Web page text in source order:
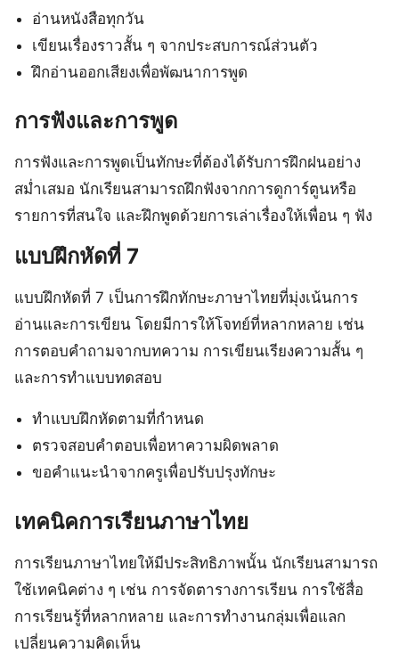
อ่านหนังสือทุกวัน
เขียนเรื่องราวสั้น ๆ จากประสบการณ์ส่วนตัว
ฝึกอ่านออกเสียงเพื่อพัฒนาการพูด
การฟังและการพูด
การฟังและการพูดเป็นทักษะที่ต้องได้รับการฝึกฝนอย่าง
สม่ำเสมอ นักเรียนสามารถฝึกฟังจากการดูการ์ตูนหรือ
รายการที่สนใจ และฝึกพูดด้วยการเล่าเรื่องให้เพื่อน ๆ ฟัง
แบบฝึกหัดที่ 7
แบบฝึกหัดที่ 7 เป็นการฝึกทักษะภาษาไทยที่มุ่งเน้นการ
อ่านและการเขียน โดยมีการให้โจทย์ที่หลากหลาย เช่น
การตอบคำถามจากบทความ การเขียนเรียงความสั้น ๆ
และการทำแบบทดสอบ
ทำแบบฝึกหัดตามที่กำหนด
ตรวจสอบคำตอบเพื่อหาความผิดพลาด
ขอคำแนะนำจากครูเพื่อปรับปรุงทักษะ
เทคนิคการเรียนภาษาไทย
การเรียนภาษาไทยให้มีประสิทธิภาพนั้น นักเรียนสามารถ
ใช้เทคนิคต่าง ๆ เช่น การจัดตารางการเรียน การใช้สื่อ
การเรียนรู้ที่หลากหลาย และการทำงานกลุ่มเพื่อแลก
เปลี่ยนความคิดเห็น